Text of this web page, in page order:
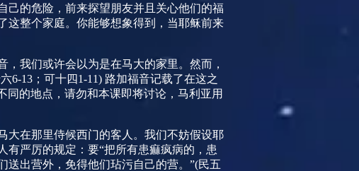
己的危险，前来探望朋友并且关心他们的福
这整个家庭。你能够想象得到，当耶稣前来
我们或许会以为是在马大的家里。然而，
6-13 ；可十四1-11) 路加福音记载了在这之
同的地点，请勿和本课即将讨论，马利亚用
大在那里侍候西门的客人。我们不妨假设耶
严厉的规定：要“把所有患痲疯病的，患
送出营外，免得他们玷污自己的营。”(民五